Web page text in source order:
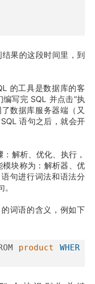
果的这段时间里，到
的工具是数据库的客
写完 SQL 并点击“执
数据库服务器端（又
语句之后，就会开
解析、优化、执行，
块称为：解析器、优
句进行词法和语法分
词语的含义，例如下
product
WHER